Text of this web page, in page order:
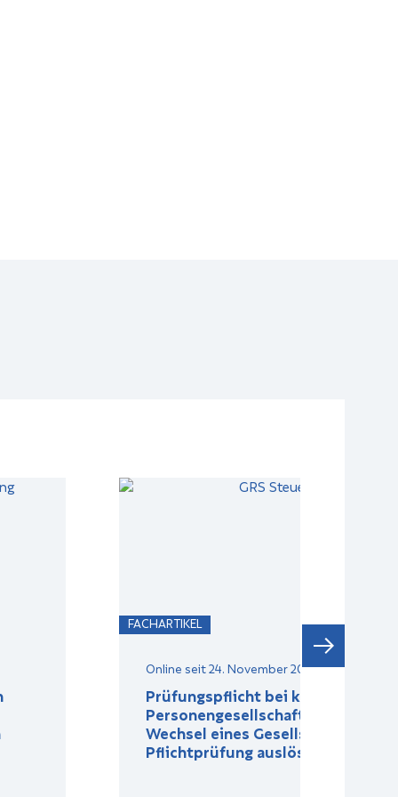
FACHARTIKEL
Online seit 24. November 2025
Prüfungspflicht bei
Personengesellschaften: Wann der
Wechsel eines Gesellschafters
Pflichtprüfung auslöst